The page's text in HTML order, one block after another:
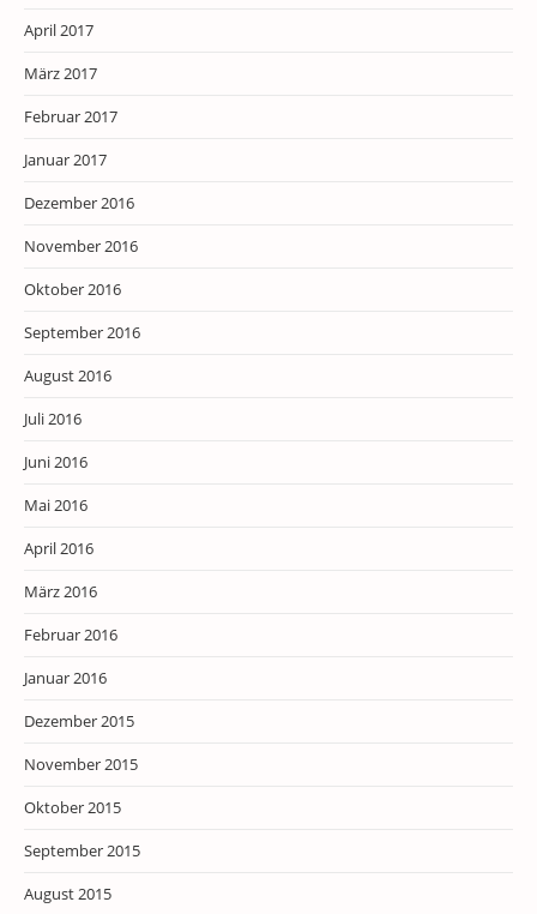
April 2017
März 2017
Februar 2017
Januar 2017
Dezember 2016
November 2016
Oktober 2016
September 2016
August 2016
Juli 2016
Juni 2016
Mai 2016
April 2016
März 2016
Februar 2016
Januar 2016
Dezember 2015
November 2015
Oktober 2015
September 2015
August 2015